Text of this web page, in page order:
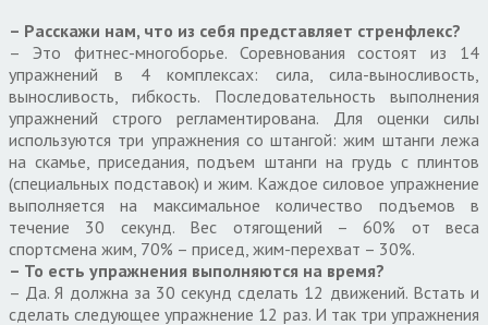
– Расскажи нам, что из себя представляет стренфлекс?
– Это фитнес-многоборье. Соревнования состоят из 14
упражнений в 4 комплексах: сила, сила-выносливость,
выносливость, гибкость. Последовательность выполнения
упражнений строго регламентирована. Для оценки силы
используются три упражнения со штангой: жим штанги лежа
на скамье, приседания, подъем штанги на грудь с плинтов
(специальных подставок) и жим. Каждое силовое упражнение
выполняется на максимальное количество подъемов в
течение 30 секунд. Вес отягощений – 60% от веса
спортсмена жим, 70% – присед, жим-перехват – 30%.
– То есть упражнения выполняются на время?
– Да. Я должна за 30 секунд сделать 12 движений. Встать и
сделать следующее упражнение 12 раз. И так три упражнения